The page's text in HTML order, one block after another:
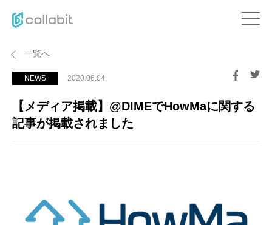
一覧へ
NEWS 2020.06.04
【メディア掲載】@DIMEでHowMaに関する
記事が掲載されました